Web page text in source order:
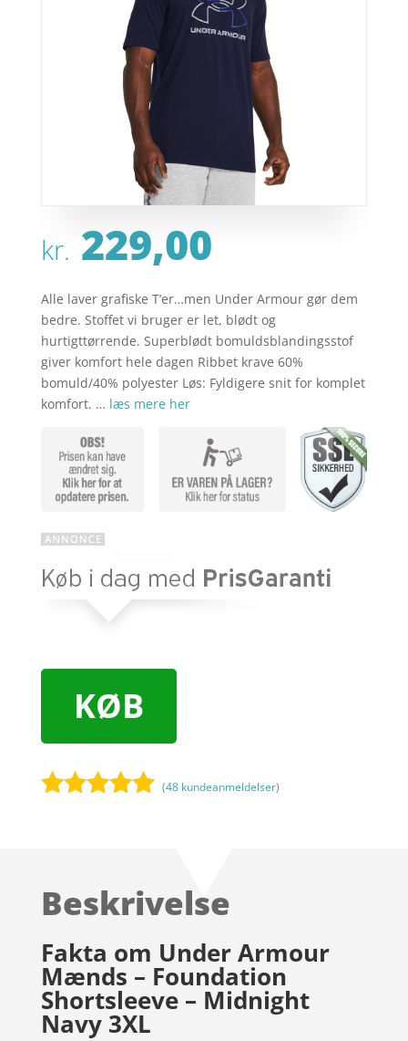
kr. 229,00
Alle laver grafiske T’er…men Under Armour gør dem
bedre. Stoffet vi bruger er let, blødt og
hurtigttørrende. Superblødt bomuldsblandingsstof
giver komfort hele dagen Ribbet krave 60%
bomuld/40% polyester Løs: Fyldigere snit for komplet
komfort. … læs mere her
KØB
kundebedøm
(48 kundeanmeldelser)
Beskrivelse
Fakta om Under Armour
Mænds – Foundation
Shortsleeve – Midnight
Navy 3XL